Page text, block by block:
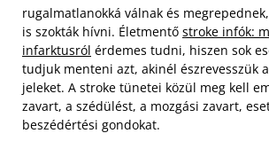
rugalmatlanokká válnak és
is szokták hívni. Életmentő stroke infók:
infarktusról érdemes tudni, hiszen sok
tudjuk menteni azt, akinél észrevesszük
jeleket. A stroke tünetei közül meg kell
zavart, a szédülést, a mozgási zavart,
beszédértési gondokat.